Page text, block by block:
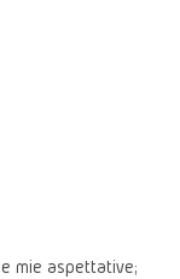
mie aspettative;